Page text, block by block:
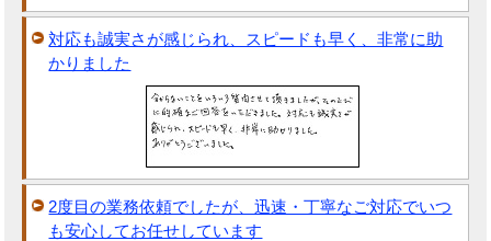
対応も誠実さが感じられ、スピードも早く、非常に助
かりました
2度目の業務依頼でしたが、迅速・丁寧なご対応でいつ
も安心してお任せしています